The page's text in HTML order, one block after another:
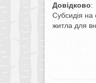
Довідково:
Субсидія
житла для